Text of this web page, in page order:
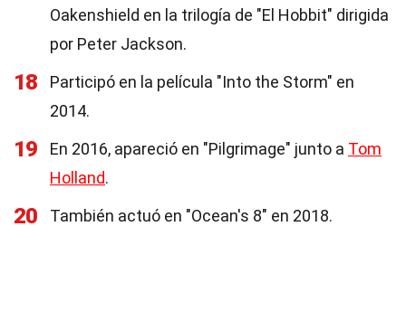
Oakenshield en la trilogía de "El Hobbit" dirigida
por Peter Jackson.
18
Participó en la película "Into the Storm" en
2014.
19 En 2016, apareció en "Pilgrimage" junto a Tom
Holland.
20 También actuó en "Ocean's 8" en 2018.